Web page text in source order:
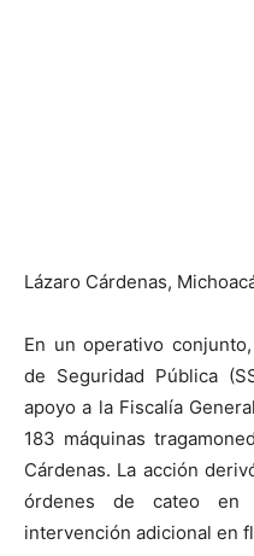
Lázaro Cárdenas,
En un operativo
de Seguridad Pública
apoyo a la Fiscalía
183 máquinas
Cárdenas. La acción
órdenes de cateo en
intervención adicional en